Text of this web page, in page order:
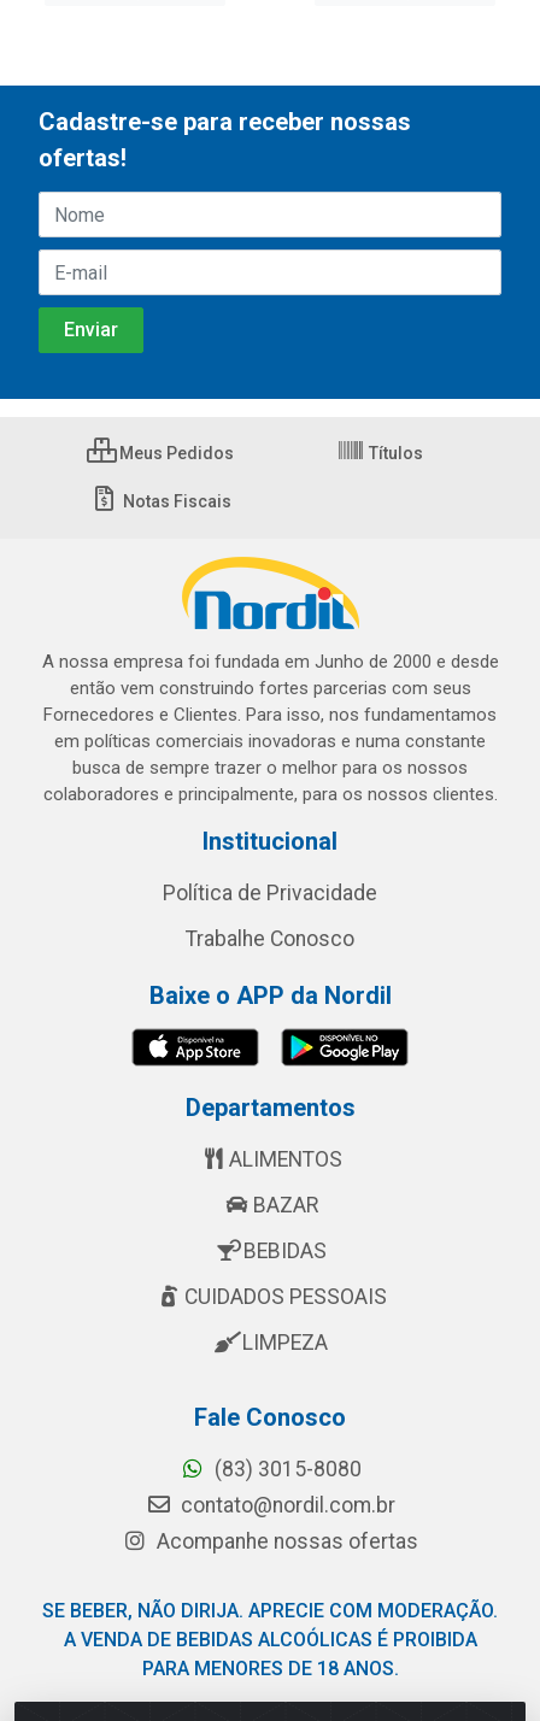
Cadastre-se para receber nossas
ofertas!
Meus Pedidos Títulos
Notas Fiscais
A nossa empresa foi fundada em Junho de 2000 e desde
então vem construindo fortes parcerias com seus
Fornecedores e Clientes. Para isso, nos fundamentamos
em políticas comerciais inovadoras e numa constante
busca de sempre trazer o melhor para os nossos
colaboradores e principalmente, para os nossos clientes.
Institucional
Política de Privacidade
Trabalhe Conosco
Baixe o APP da Nordil
Departamentos
ALIMENTOS
BAZAR
BEBIDAS
CUIDADOS PESSOAIS
LIMPEZA
Fale Conosco
(83) 3015-8080
contato@nordil.com.br
Acompanhe nossas ofertas
SE BEBER, NÃO DIRIJA. APRECIE COM MODERAÇÃO.
A VENDA DE BEBIDAS ALCOÓLICAS É PROIBIDA
PARA MENORES DE 18 ANOS.